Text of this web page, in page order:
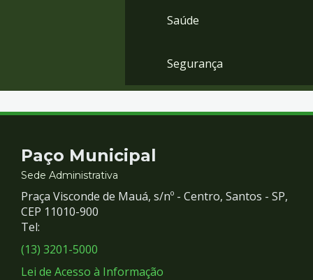
Saúde
Segurança
Contato
e
Redes
Sociais
Paço Municipal
Sede Administrativa
Praça Visconde de Mauá, s/nº - Centro, Santos - SP,
CEP 11010-900
Tel:
(13) 3201-5000
Lei de Acesso à Informação